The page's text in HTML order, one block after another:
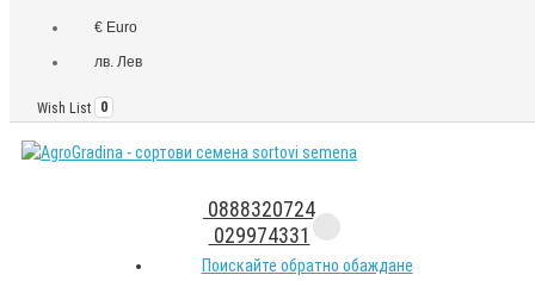
€ Euro
лв. Лев
Wish List 0
0888320724
029974331
Поискайте обратно обаждане